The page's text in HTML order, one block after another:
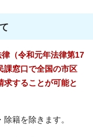
（令和元年法律第17
課窓口で全国の市区
求することが可能と
籍を除きます。